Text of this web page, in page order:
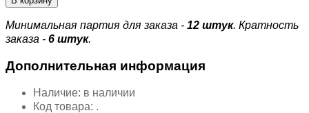
Минимальная партия для заказа - 12 штук. Кратность
заказа - 6 штук.
Дополнительная информация
Наличие: в наличии
Код товара: .